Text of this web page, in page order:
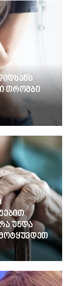
თრომბი
უნდა